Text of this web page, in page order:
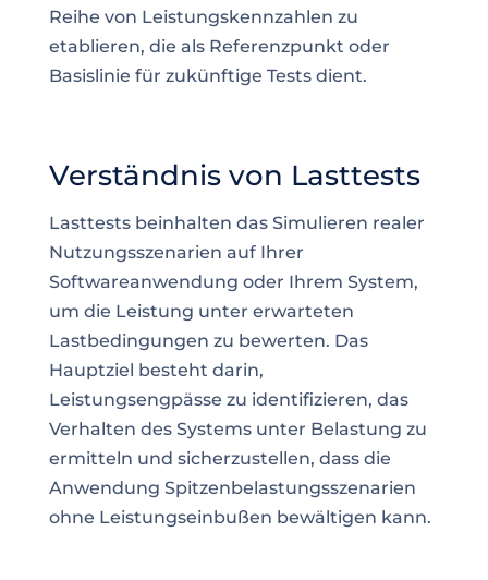
Reihe von Leistungskennzahlen zu
etablieren, die als Referenzpunkt oder
Basislinie für zukünftige Tests dient.
Verständnis von Lasttests
Lasttests beinhalten das Simulieren realer
Nutzungsszenarien auf Ihrer
Softwareanwendung oder Ihrem System,
um die Leistung unter erwarteten
Lastbedingungen zu bewerten. Das
Hauptziel besteht darin,
Leistungsengpässe zu identifizieren, das
Verhalten des Systems unter Belastung zu
ermitteln und sicherzustellen, dass die
Anwendung Spitzenbelastungsszenarien
ohne Leistungseinbußen bewältigen kann.